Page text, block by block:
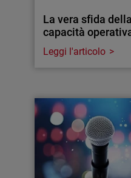
La vera sfida
capacità
Leggi l'articolo